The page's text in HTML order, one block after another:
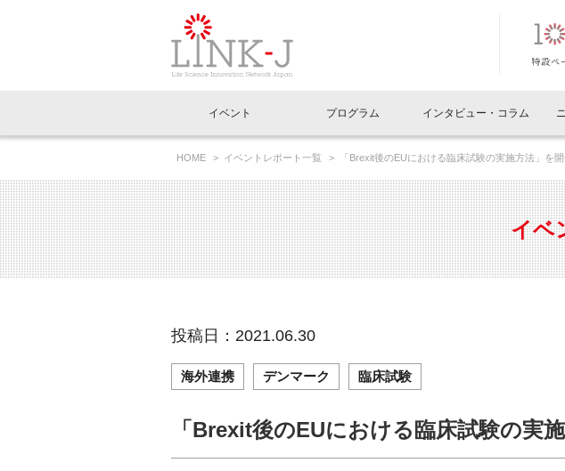
イベントお知らせメール登録
イベント
イベント一覧
LINK-J主催・共催 特別会員開催
LINK-J協賛・協力 出展・参加
プログラム
Out of Box相談室 What's
インタビュー・コラム
インタビュー・コラム一覧
スペシャルインタビュー ベンチャーイン
連載コラム サポーターコラ
ニュース一覧
トピック プレスリリース
メディア情報 海外関連
協賛・協力
理事長挨拶 Why in
国内外連携 サポーター紹介
組織概要 パンフレット
特別会員一覧 特別会員につい
専用メニューはこちら
ラウンジ・会議室 オフィス・ラボ
アクセス
HOME イベントレポート一覧 「Brexit後のEUにおける臨床試験の実施方法」を開
イベ
投稿日：2021.06.30
海外連携 デンマーク 臨床試験
「Brexit後のEUにおける臨床試験の実